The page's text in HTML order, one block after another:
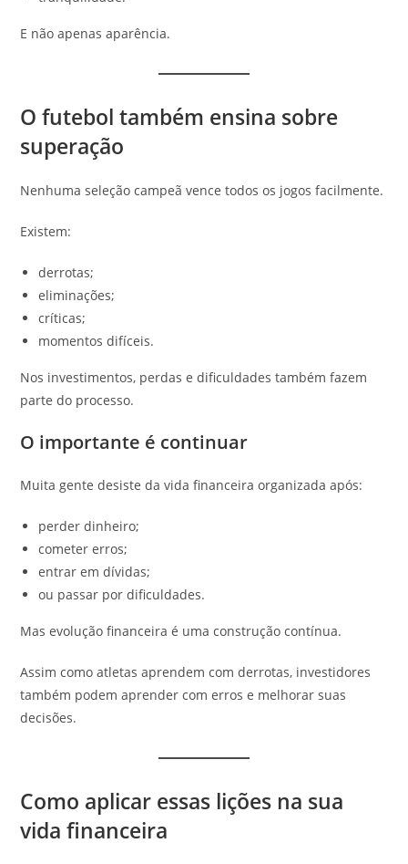
E não apenas aparência.
O futebol também ensina sobre
superação
Nenhuma seleção campeã vence todos os jogos facilmente.
Existem:
derrotas;
eliminações;
críticas;
momentos difíceis.
Nos investimentos, perdas e dificuldades também fazem
parte do processo.
O importante é continuar
Muita gente desiste da vida financeira organizada após:
perder dinheiro;
cometer erros;
entrar em dívidas;
ou passar por dificuldades.
Mas evolução financeira é uma construção contínua.
Assim como atletas aprendem com derrotas, investidores
também podem aprender com erros e melhorar suas
decisões.
Como aplicar essas lições na sua
vida financeira